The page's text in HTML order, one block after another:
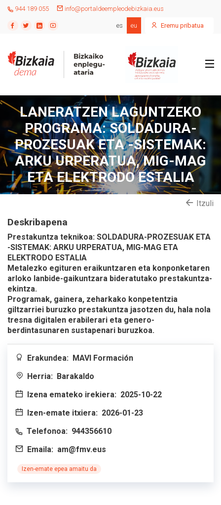
944 189 055 info@portaldeempleodebizkaia.eus
es eu Eremu pribatua
LANERATZEN LAGUNTZEKO
PROGRAMA: SOLDADURA-
PROZESUAK ETA -SISTEMAK:
ARKU URPERATUA, MIG-MAG
ETA ELEKTRODO ESTALIA
Itzuli
Deskribapena
Prestakuntza teknikoa: SOLDADURA-PROZESUAK ETA
-SISTEMAK: ARKU URPERATUA, MIG-MAG ETA
ELEKTRODO ESTALIA
Metalezko egituren eraikuntzaren eta konponketaren
arloko lanbide-gaikuntzara bideratutako prestakuntza-
ekintza.
Programak, gainera, zeharkako konpetentzia
giltzarriei buruzko prestakuntza jasotzen du, hala nola
tresna digitalen erabilerari eta genero-
berdintasunaren sustapenari buruzkoa.
Erakundea: MAVI Formación
Herria: Barakaldo
Izena emateko irekiera: 2025-10-22
Izen-emate itxiera: 2026-01-23
Telefonoa: 944356610
Emaila: am@fmv.eus
Izen-emate epea amaitu da